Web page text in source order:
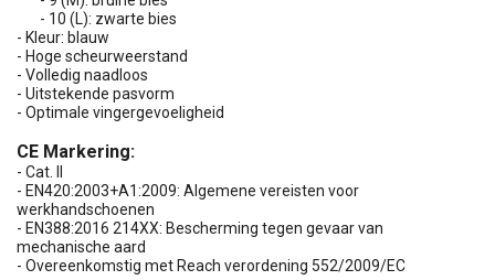
- 10 (L): zwarte bies
- Kleur: blauw
- Hoge scheurweerstand
- Volledig naadloos
- Uitstekende pasvorm
- Optimale vingergevoeligheid
CE Markering:
- Cat. II
- EN420:2003+A1:2009: Algemene vereisten voor
werkhandschoenen
- EN388:2016 214XX: Bescherming tegen gevaar van
mechanische aard
- Overeenkomstig met Reach verordening 552/2009/EC